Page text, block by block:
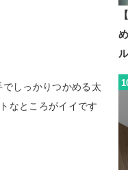
しっかりつかめる太
なところがイイです